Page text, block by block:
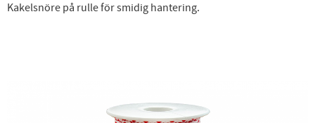
​Kakelsnöre på rulle för smidig hantering.